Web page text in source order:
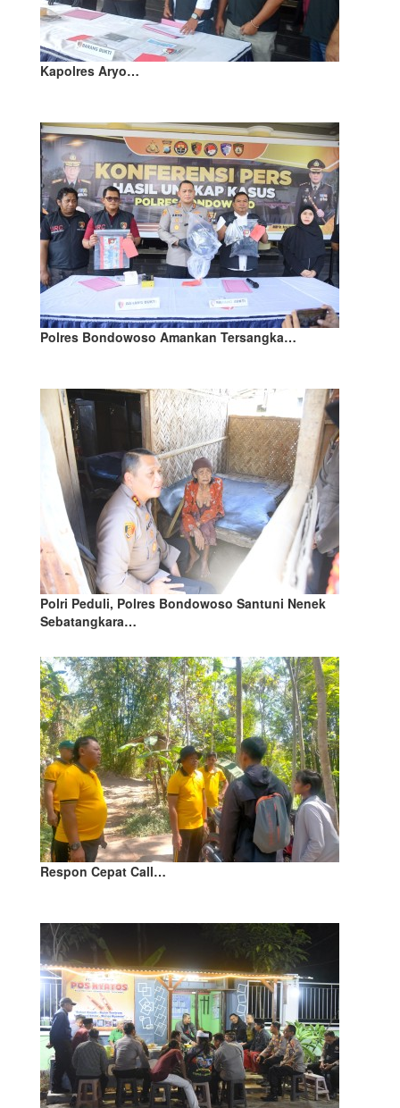
Kapolres Aryo…
Polres Bondowoso Amankan Tersangka…
Polri Peduli, Polres Bondowoso Santuni Nenek
Sebatangkara…
Respon Cepat Call…